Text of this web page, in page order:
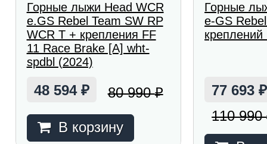
Горные лыжи Head WCR
e.GS Rebel Team SW RP
WCR T + крепления FF
11 Race Brake [A] wht-
spdbl (2024)
48 594 ₽ 80 990₽
В корзину
Горные
e-GS
креплений
77 693₽
110 990